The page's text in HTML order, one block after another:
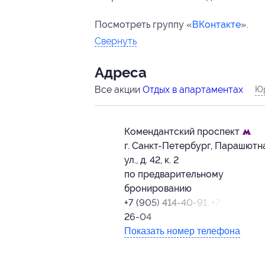
Посмотреть группу «ВКонтакте».
Свернуть
Адресa
Все акции Отдых в апартаментах
Комендантский проспект
г. Санкт-Петербург,
ул., д. 42, к. 2
по предварительному
бронированию
+7 (905) 414-40-91, +7 (968) 264-
26-04
Показать номер телефона